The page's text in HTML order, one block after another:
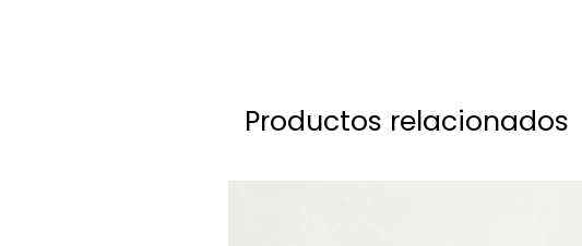
Productos relacionados